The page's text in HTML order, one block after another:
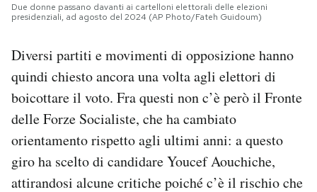
Due donne passano davanti ai cartelloni elettorali delle elezioni
presidenziali, ad agosto del 2024 (AP Photo/Fateh Guidoum)
Diversi partiti e movimenti di opposizione hanno
quindi chiesto ancora una volta agli elettori di
boicottare il voto. Fra questi non c’è però il Fronte
delle Forze Socialiste, che ha cambiato
orientamento rispetto agli ultimi anni: a questo
giro ha scelto di candidare Youcef Aouchiche,
attirandosi alcune critiche poiché c’è il rischio che